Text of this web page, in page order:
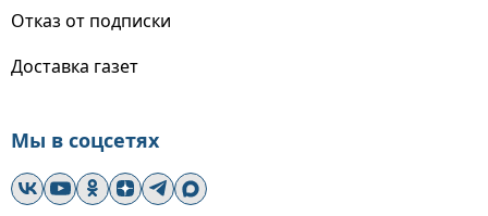
Отказ от подписки
Доставка газет
Мы в соцсетях